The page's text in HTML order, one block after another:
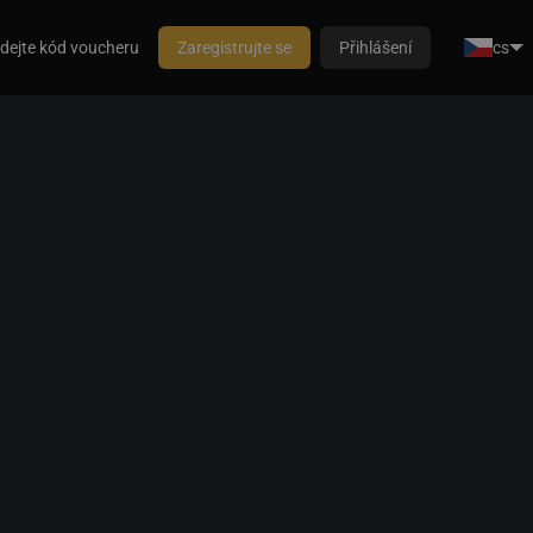
kód voucheru Zaregistrujte se Přihlášení cs